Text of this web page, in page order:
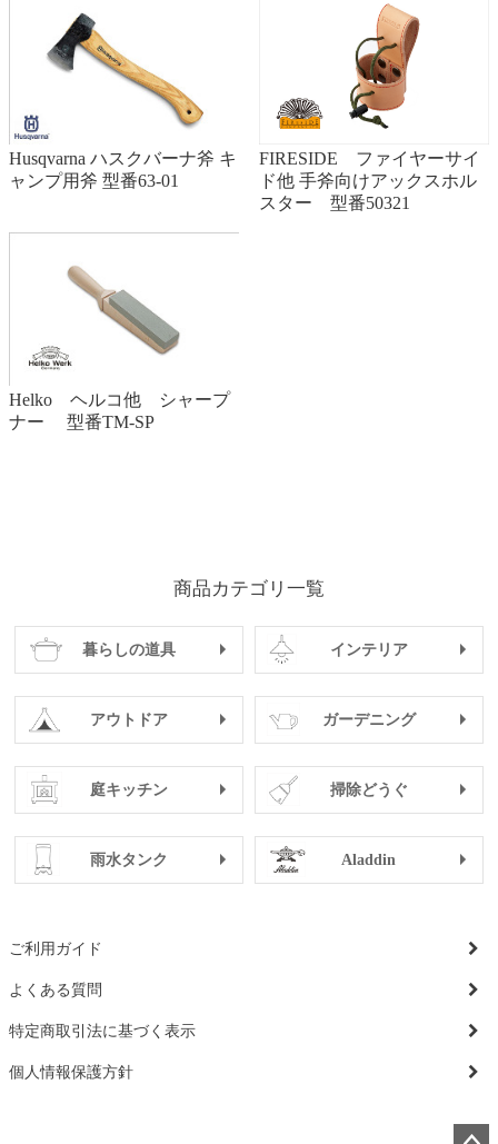
Husqvarna ハスクバーナ斧 キ
ャンプ用斧 型番63-01
FIRESIDE ファイヤーサイ
ド他 手斧向けアックスホル
スター 型番50321
Helko ヘルコ他 シャープ
ナー 型番TM-SP
商品カテゴリ一覧
暮らしの道具 インテリア
アウトドア ガーデニング
庭キッチン 掃除どうぐ
雨水タンク Aladdin
ご利用ガイド
よくある質問
特定商取引法に基づく表示
個人情報保護方針